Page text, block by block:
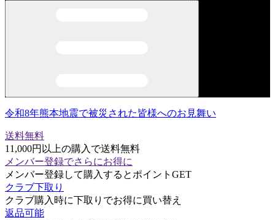
令和8年熊本地震で被災された皆様へのお見舞い
送料無料
11,000円以上の購入で送料無料
メンバー登録でさらにお得に
メンバー登録して購入するとポイントGET
クラブ下取り
クラブ購入時に下取りでお得に買い替え
返品可能